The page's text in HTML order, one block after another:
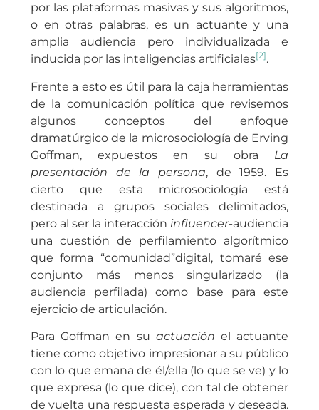
por las plataformas masivas y sus algoritmos,
o en otras palabras, es un actuante y una
amplia audiencia pero individualizada e
inducida por las inteligencias artificiales[2].
Frente a esto es útil para la caja herramientas
de la comunicación política que revisemos
algunos conceptos del enfoque
dramatúrgico de la microsociología de Erving
Goffman, expuestos en su obra La
presentación de la persona, de 1959. Es
cierto que esta microsociología está
destinada a grupos sociales delimitados,
pero al ser la interaccióninfluencer-audiencia
una cuestión de perfilamiento algorítmico
que forma “comunidad”digital, tomaré ese
conjunto más menos singularizado (la
audiencia perfilada) como base para este
ejercicio de articulación.
Para Goffman en su actuación el actuante
tiene como objetivo impresionar a su público
con lo que emana de él/ella (lo que se ve) y lo
que expresa (lo que dice), con tal de obtener
de vuelta una respuesta esperada y deseada.